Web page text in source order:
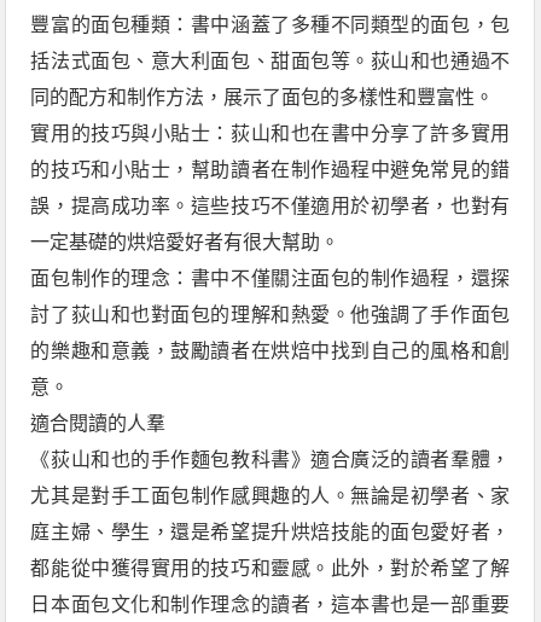
豐富的面包種類：書中涵蓋了多種不同類型的面包，包
括法式面包、意大利面包、甜面包等。荻山和也通過不
同的配方和制作方法，展示了面包的多樣性和豐富性。
實用的技巧與小貼士：荻山和也在書中分享了許多實用
的技巧和小貼士，幫助讀者在制作過程中避免常見的錯
誤，提高成功率。這些技巧不僅適用於初學者，也對有
一定基礎的烘焙愛好者有很大幫助。
面包制作的理念：書中不僅關注面包的制作過程，還探
討了荻山和也對面包的理解和熱愛。他強調了手作面包
的樂趣和意義，鼓勵讀者在烘焙中找到自己的風格和創
意。
適合閱讀的人羣
《荻山和也的手作麵包教科書》適合廣泛的讀者羣體，
尤其是對手工面包制作感興趣的人。無論是初學者、家
庭主婦、學生，還是希望提升烘焙技能的面包愛好者，
都能從中獲得實用的技巧和靈感。此外，對於希望了解
日本面包文化和制作理念的讀者，這本書也是一部重要